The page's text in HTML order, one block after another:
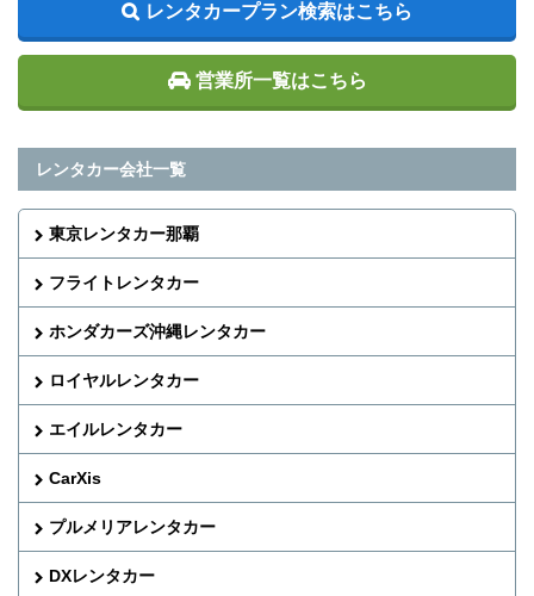
レンタカープラン検索はこちら
営業所一覧はこちら
レンタカー会社一覧
東京レンタカー那覇
フライトレンタカー
ホンダカーズ沖縄レンタカー
ロイヤルレンタカー
エイルレンタカー
CarXis
プルメリアレンタカー
DXレンタカー